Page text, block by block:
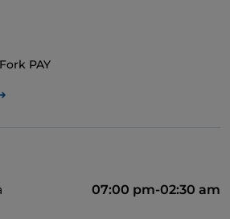
PAY
07:00 pm-02:30 am